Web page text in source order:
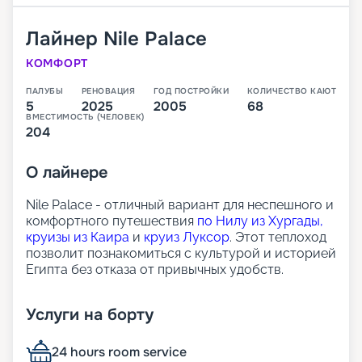
Лайнер Nile Palace
КОМФОРТ
ПАЛУБЫ
5
РЕНОВАЦИЯ
2025
ГОД ПОСТРОЙКИ
2005
КОЛИЧЕСТВО КАЮТ
68
ВМЕСТИМОСТЬ (ЧЕЛОВЕК)
204
О лайнере
Nile Palace - отличный вариант для неспешного и
комфортного путешествия по Нилу из Хургады,
круизы из Каира и круиз Луксор. Этот теплоход
позволит познакомиться с культурой и историей
Египта без отказа от привычных удобств.
Размещение
На борту находятся просторные каюты с окнами,
которые позволяют наблюдать за рекой. В
Услуги на борту
24 hours room service